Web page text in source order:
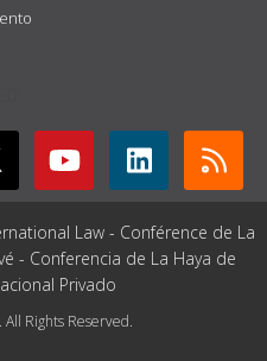
Law - Conférence de La
- Conferencia de La Haya de
Privado
Rights Reserved.